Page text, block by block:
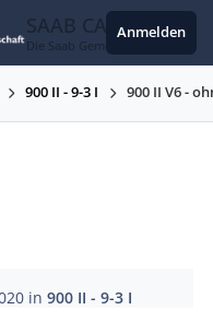
SAAB CARS
Die Saab Gemeinschaft
Anmelden
900 II - 9-3 I 900 II V6 -
in900 II - 9-3 I